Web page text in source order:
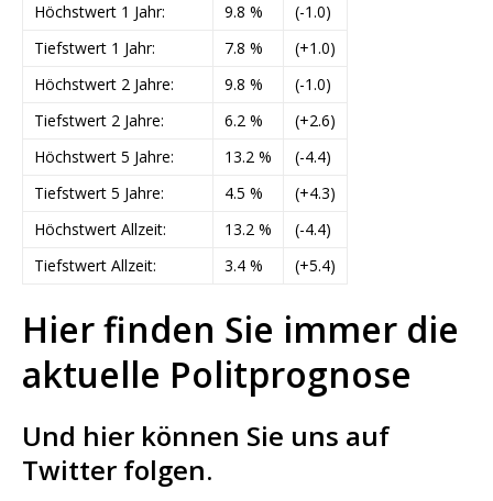
Höchstwert 1 Jahr:
9.8 %
(-1.0)
Tiefstwert 1 Jahr:
7.8 %
(+1.0)
Höchstwert 2 Jahre:
9.8 %
(-1.0)
Tiefstwert 2 Jahre:
6.2 %
(+2.6)
Höchstwert 5 Jahre:
13.2 %
(-4.4)
Tiefstwert 5 Jahre:
4.5 %
(+4.3)
Höchstwert Allzeit:
13.2 %
(-4.4)
Tiefstwert Allzeit:
3.4 % (+5.4)
Hier finden Sie immer die
aktuelle Politprognose
Und hier können Sie uns auf
Twitter folgen.